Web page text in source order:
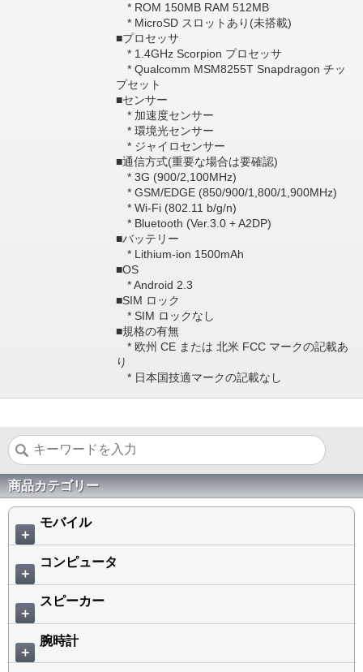
* ROM 150MB RAM 512MB
* MicroSD スロットあり(未搭載)
■プロセッサ
* 1.4GHz Scorpion プロセッサ
* Qualcomm MSM8255T Snapdragon チッ
プセット
■センサー
* 加速度センサー
* 環境光センサー
* ジャイロセンサー
■通信方式(重要な場合は要確認)
* 3G (900/2,100MHz)
* GSM/EDGE (850/900/1,800/1,900MHz)
* Wi-Fi (802.11 b/g/n)
* Bluetooth (Ver.3.0 + A2DP)
■バッテリー
* Lithium-ion 1500mAh
■OS
* Android 2.3
■SIM ロック
* SIM ロックなし
■規格の有無
* 欧州 CE または 北米 FCC マークの記載あ
り
* 日本国技適マークの記載なし
商品カテゴリー
＋
モバイル
＋
コンピュータ
＋
スピーカー
＋
腕時計